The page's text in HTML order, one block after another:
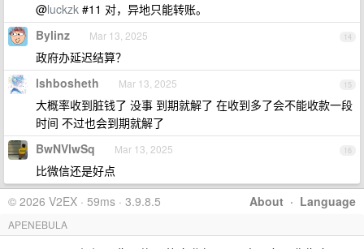
@luckzk #11 对，异地只能转账。
14
Bylinz Mar 13, 2025
政府办延迟结算？
15
lshbosheth Mar 13, 2025
大概率收到脏钱了 没事 到期就解了 在收到多了会不能收款一段
时间 不过也会到期就解了
16
BwNVlwSq Mar 13, 2025
比微信还是好点
About · Language
© 2026 V2EX · 59ms · 3.9.8.5
APENEBULA